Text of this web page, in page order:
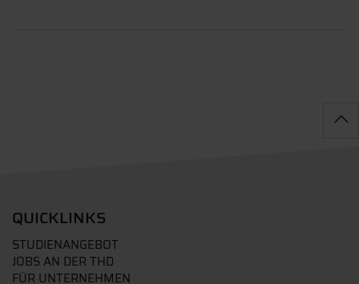
QUICKLINKS
STUDIENANGEBOT
JOBS AN DER THD
FÜR UNTERNEHMEN